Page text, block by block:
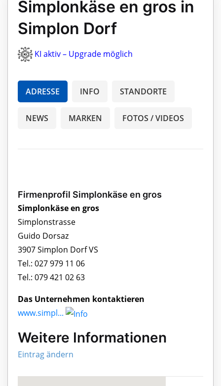
Simplonkäse en gros in
Simplon Dorf
KI aktiv – Upgrade möglich
ADRESSE INFO STANDORTE
NEWS MARKEN FOTOS / VIDEOS
Firmenprofil Simplonkäse en gros
Simplonkäse en gros
Simplonstrasse
Guido Dorsaz
3907 Simplon Dorf VS
Tel.: 027 979 11 06
Tel.: 079 421 02 63
Das Unternehmen kontaktieren
www.simpl...
Weitere Informationen
Eintrag ändern